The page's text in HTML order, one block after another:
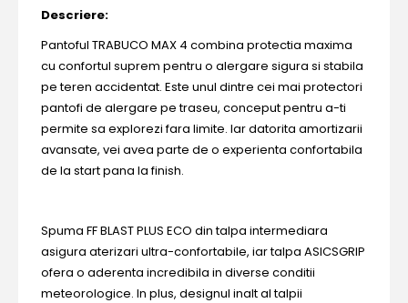
Descriere:
Pantoful TRABUCO MAX 4 combina protectia maxima
cu confortul suprem pentru o alergare sigura si stabila
pe teren accidentat. Este unul dintre cei mai protectori
pantofi de alergare pe traseu, conceput pentru a-ti
permite sa explorezi fara limite. Iar datorita amortizarii
avansate, vei avea parte de o experienta confortabila
de la start pana la finish.
Spuma FF BLAST PLUS ECO din talpa intermediara
asigura aterizari ultra-confortabile, iar talpa ASICSGRIP
ofera o aderenta incredibila in diverse conditii
meteorologice. In plus, designul inalt al talpii